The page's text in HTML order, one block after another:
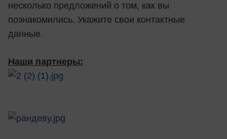
несколько предложений о том, как вы
познакомились. Укажите свои контактные
данные.
Наши партнеры: